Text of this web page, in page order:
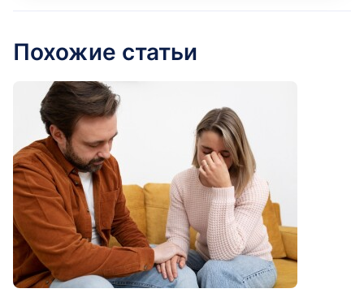
Похожие статьи